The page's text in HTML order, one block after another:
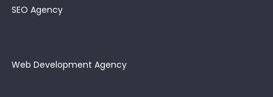
SEO Agency
Web Development Agency